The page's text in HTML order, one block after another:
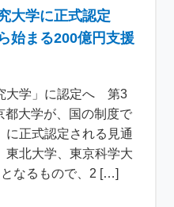
大学に正式認定
始まる200億円支援
大学」に認定へ 第3
都大学が、国の制度で
に正式認定される見通
東北大学、東京科学大
なるもので、2 […]